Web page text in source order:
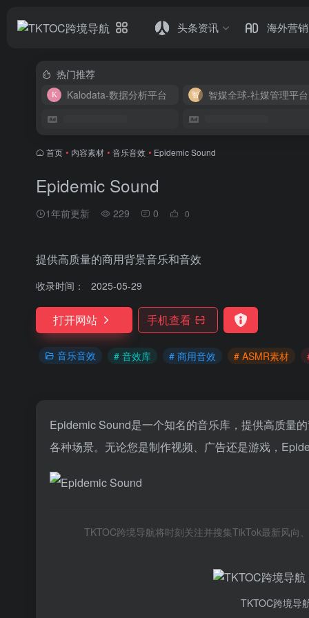
头条资讯 海外营销
热门推荐
Kalodata-数据分析平台
智媒全球-社媒管理平台
首页 • 内容素材 • 音乐音效 • Epidemic Sound
Epidemic Sound
1年前更新 229 0 0
提供高质量的商用背景音乐和音效
收录时间： 2025-05-29
打开网站 手机查看
音乐音效 # 音效库 # 商用音效 # ASMR素材
Epidemic Sound是一个知名的音乐库，提供高质量
各种场景。无论您是制作视频、广告还是游戏，
TKTOC跨境导航将时刻关注并搜集TikTok最新风向
TKTOC跨境导